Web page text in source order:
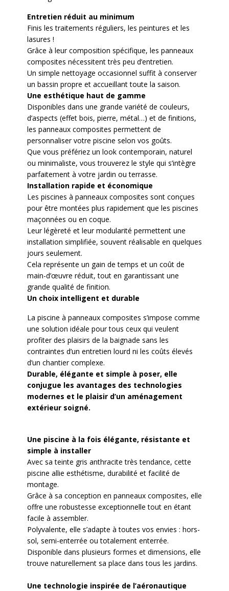
Entretien réduit au minimum
Finis les traitements réguliers, les peintures et les
lasures !
Grâce à leur composition spécifique, les panneaux
composites nécessitent très peu d’entretien.
Un simple nettoyage occasionnel suffit à conserver
un bassin propre et accueillant toute la saison.
Une esthétique haut de gamme
Disponibles dans une grande variété de couleurs,
d’aspects (effet bois, pierre, métal…) et de finitions,
les panneaux composites permettent de
personnaliser votre piscine selon vos goûts.
Que vous préfériez un look contemporain, naturel
ou minimaliste, vous trouverez le style qui s’intègre
parfaitement à votre jardin ou terrasse.
Installation rapide et économique
Les piscines à panneaux composites sont conçues
pour être montées plus rapidement que les piscines
maçonnées ou en coque.
Leur légèreté et leur modularité permettent une
installation simplifiée, souvent réalisable en quelques
jours seulement.
Cela représente un gain de temps et un coût de
main-d’œuvre réduit, tout en garantissant une
grande qualité de finition.
Un choix intelligent et durable
La piscine à panneaux composites s’impose comme
une solution idéale pour tous ceux qui veulent
profiter des plaisirs de la baignade sans les
contraintes d’un entretien lourd ni les coûts élevés
d’un chantier complexe.
Durable, élégante et simple à poser, elle
conjugue les avantages des technologies
modernes et le plaisir d’un aménagement
extérieur soigné.
Une piscine à la fois élégante, résistante et
simple à installer
Avec sa teinte gris anthracite très tendance, cette
piscine allie esthétisme, durabilité et facilité de
montage.
Grâce à sa conception en panneaux composites, elle
offre une robustesse exceptionnelle tout en étant
facile à assembler.
Polyvalente, elle s’adapte à toutes vos envies : hors-
sol, semi-enterrée ou totalement enterrée.
Disponible dans plusieurs formes et dimensions, elle
trouve naturellement sa place dans tous les jardins.
Une technologie inspirée de l’aéronautique